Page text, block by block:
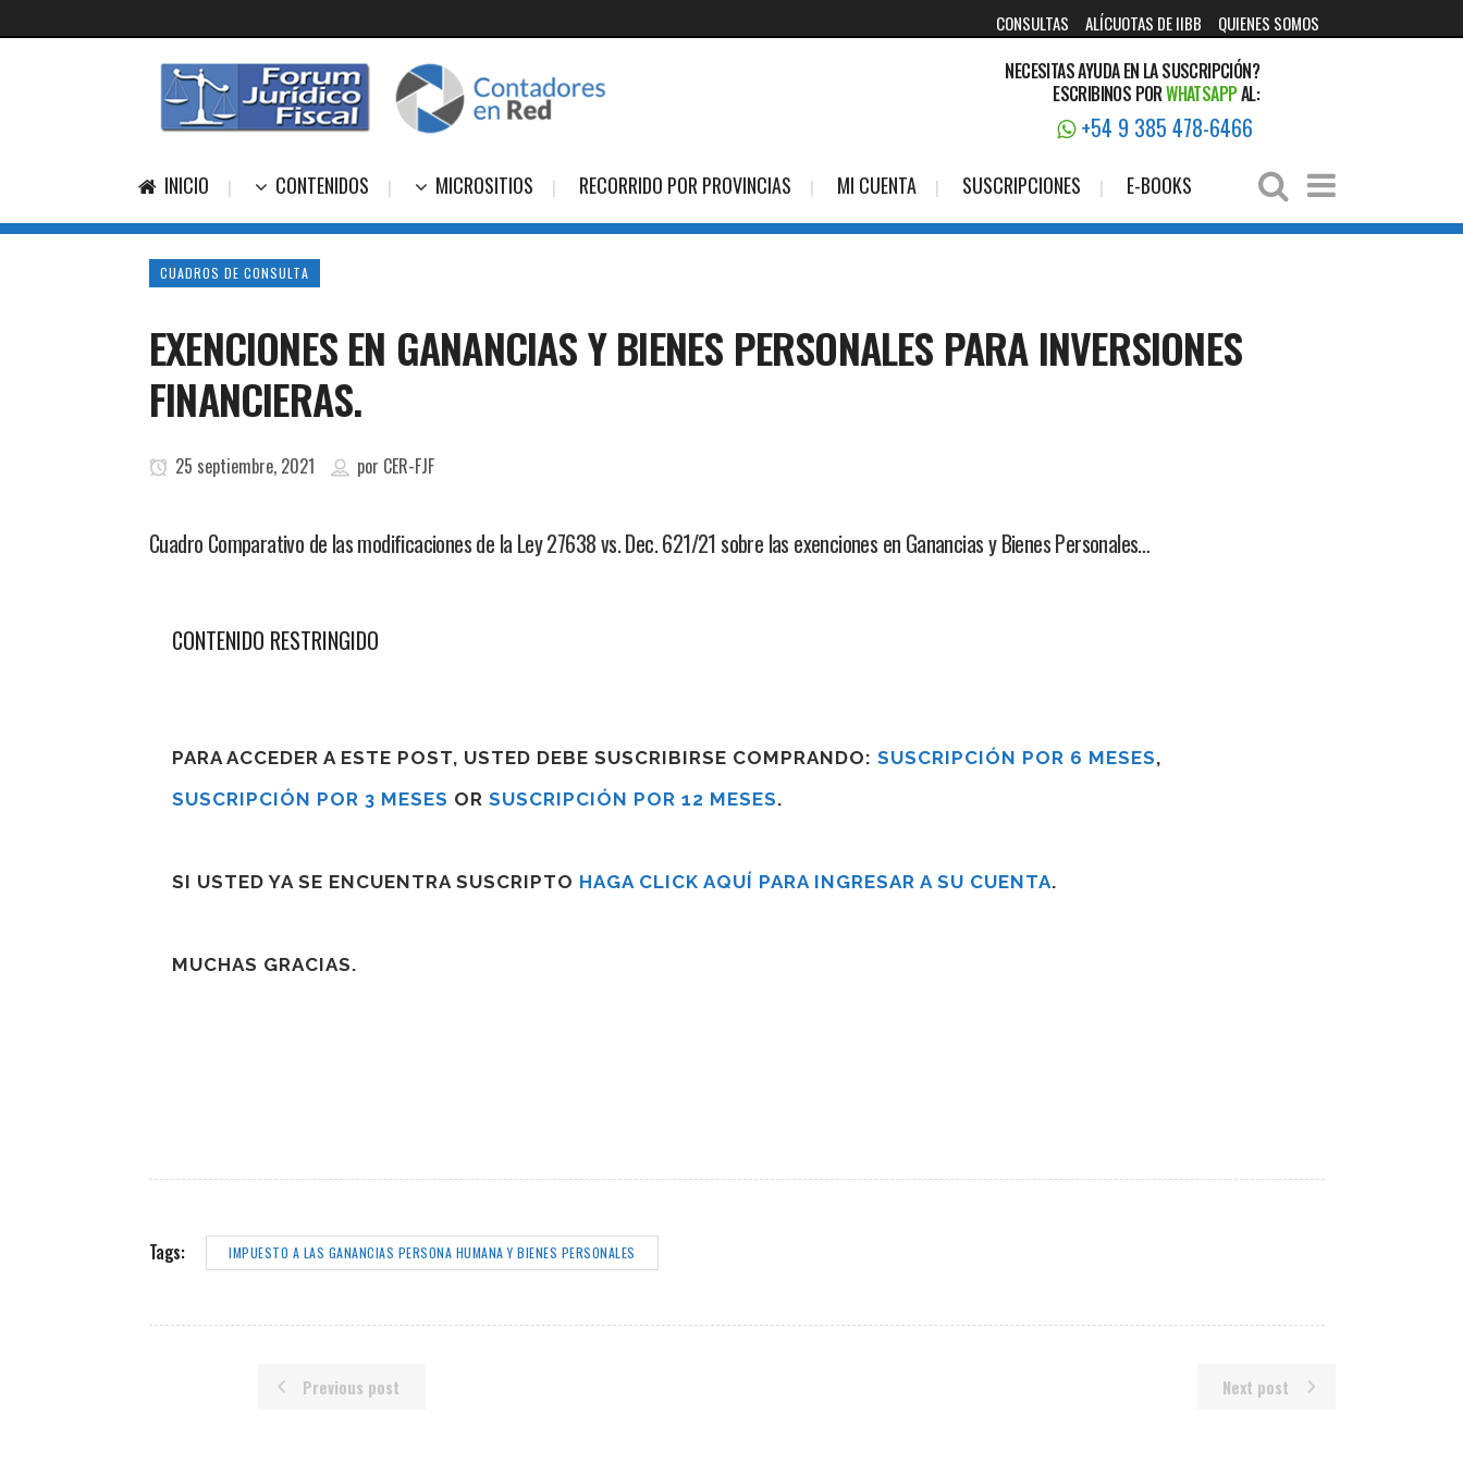
CONSULTAS ALÍCUOTAS DE IIBB QUIENES SOMOS
NECESITAS AYUDA EN LA SUSCRIPCIÓN?
ESCRIBINOS PORWHATSAPPAL:
+54 9 385 478-6466
INICIO CONTENIDOS MICROSITIOS RECORRIDO POR PROVINCIAS MI CUENTA SUSCRIPCIONES E-BOOKS
CUADROS DE CONSULTA
EXENCIONES EN GANANCIAS Y BIENES PERSONALES PARA INVERSIONES
FINANCIERAS.
25 septiembre, 2021 por CER-FJF
Cuadro Comparativo de las modificaciones de la Ley 27638 vs. Dec. 621/21 sobre las exenciones en Ganancias y Bienes Personales…
CONTENIDO RESTRINGIDO
PARA ACCEDER A ESTE POST, USTED DEBE SUSCRIBIRSE COMPRANDO: SUSCRIPCIÓN POR 6 MESES,
SUSCRIPCIÓN POR 3 MESES OR SUSCRIPCIÓN POR 12 MESES.
SI USTED YA SE ENCUENTRA SUSCRIPTO HAGA CLICK AQUÍ PARA INGRESAR A SU CUENTA.
MUCHAS GRACIAS.
Tags: IMPUESTO A LAS GANANCIAS PERSONA HUMANA Y BIENES PERSONALES
Previous post Next post